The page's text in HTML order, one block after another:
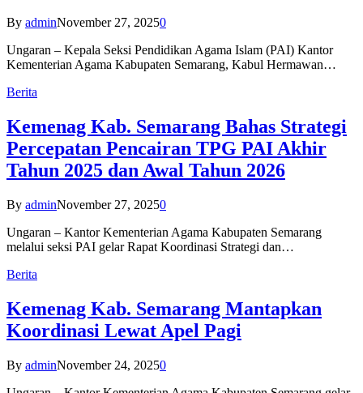
By adminNovember 27, 20250
Ungaran – Kepala Seksi Pendidikan Agama Islam (PAI) Kantor
Kementerian Agama Kabupaten Semarang, Kabul Hermawan…
Berita
Kemenag Kab. Semarang Bahas Strategi
Percepatan Pencairan TPG PAI Akhir
Tahun 2025 dan Awal Tahun 2026
By adminNovember 27, 20250
Ungaran – Kantor Kementerian Agama Kabupaten Semarang
melalui seksi PAI gelar Rapat Koordinasi Strategi dan…
Berita
Kemenag Kab. Semarang Mantapkan
Koordinasi Lewat Apel Pagi
By adminNovember 24, 20250